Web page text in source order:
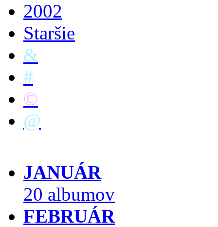
2002
Staršie
&
#
©
@
JANUÁR
20 albumov
FEBRUÁR